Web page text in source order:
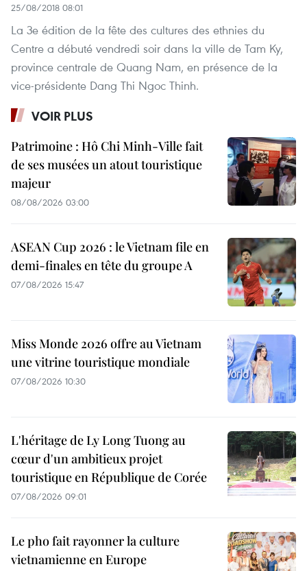
25/08/2018 08:01
La 3e édition de la fête des cultures des ethnies du
Centre a débuté vendredi soir dans la ville de Tam Ky,
province centrale de Quang Nam, en présence de la
vice-présidente Dang Thi Ngoc Thinh.
VOIR PLUS
Patrimoine : Hô Chi Minh-Ville fait
de ses musées un atout touristique
majeur
08/08/2026 03:00
ASEAN Cup 2026 : le Vietnam file en
demi-finales en tête du groupe A
07/08/2026 15:47
Miss Monde 2026 offre au Vietnam
une vitrine touristique mondiale
07/08/2026 10:30
L'héritage de Ly Long Tuong au
cœur d'un ambitieux projet
touristique en République de Corée
07/08/2026 09:01
Le pho fait rayonner la culture
vietnamienne en Europe